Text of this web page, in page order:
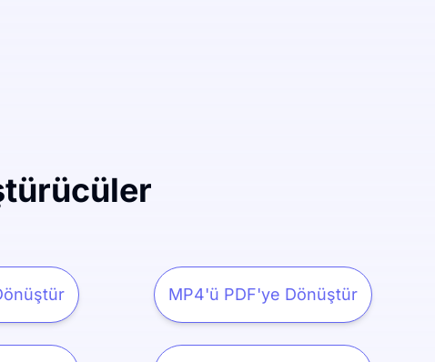
MP4'ü PDF'ye Dönüştür